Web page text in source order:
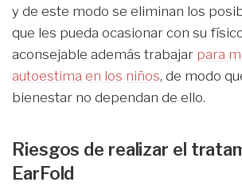
y de este modo se eliminan los
que les pueda ocasionar con su
aconsejable además trabajar para
autoestima en los niños, de modo
bienestar no dependan de ello.
Riesgos de realizar el
EarFold